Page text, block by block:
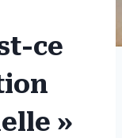
ce
»